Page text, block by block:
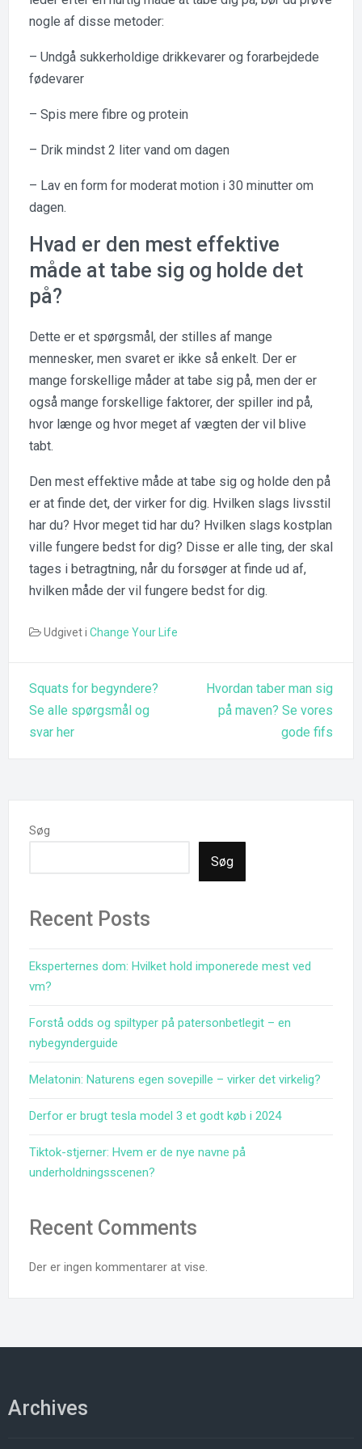
nogle af disse metoder:
– Undgå sukkerholdige drikkevarer og forarbejdede
fødevarer
– Spis mere fibre og protein
– Drik mindst 2 liter vand om dagen
– Lav en form for moderat motion i 30 minutter om
dagen.
Hvad er den mest effektive
måde at tabe sig og holde det
på?
Dette er et spørgsmål, der stilles af mange
mennesker, men svaret er ikke så enkelt. Der er
mange forskellige måder at tabe sig på, men der er
også mange forskellige faktorer, der spiller ind på,
hvor længe og hvor meget af vægten der vil blive
tabt.
Den mest effektive måde at tabe sig og holde den på
er at finde det, der virker for dig. Hvilken slags livsstil
har du? Hvor meget tid har du? Hvilken slags kostplan
ville fungere bedst for dig? Disse er alle ting, der skal
tages i betragtning, når du forsøger at finde ud af,
hvilken måde der vil fungere bedst for dig.
Udgivet i Change Your Life
Squats for begyndere?
Se alle spørgsmål og
svar her
Hvordan taber man sig
på maven? Se vores
gode fifs
Søg
Søg
Recent Posts
Eksperternes dom: Hvilket hold imponerede mest ved
vm?
Forstå odds og spiltyper på patersonbetlegit – en
nybegynderguide
Melatonin: Naturens egen sovepille – virker det virkelig?
Derfor er brugt tesla model 3 et godt køb i 2024
Tiktok-stjerner: Hvem er de nye navne på
underholdningsscenen?
Recent Comments
Der er ingen kommentarer at vise.
Archives